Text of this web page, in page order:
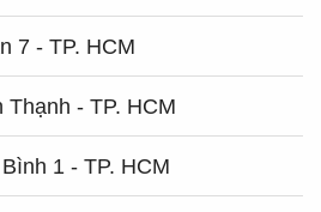
7 - TP. HCM
Thạnh - TP. HCM
1 - TP. HCM